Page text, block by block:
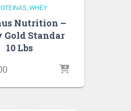
WHEY
Nutrition –
Gold Standar
10 Lbs